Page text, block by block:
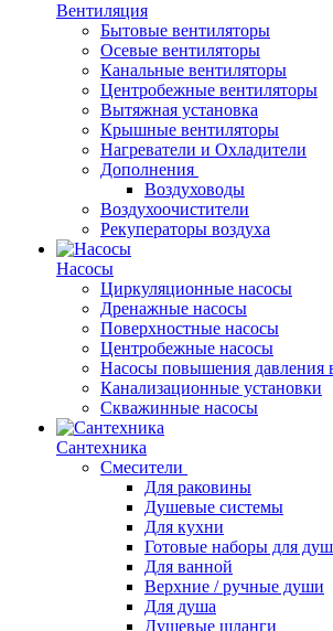
Вентиляция
Бытовые вентиляторы
Осевые вентиляторы
Канальные вентиляторы
Центробежные вентиляторы
Вытяжная установка
Крышные вентиляторы
Нагреватели и Охладители
Дополнения
Воздуховоды
Воздухоочистители
Рекуператоры воздуха
Насосы
Циркуляционные насосы
Дренажные насосы
Поверхностные насосы
Центробежные насосы
Насосы повышения давления
Канализационные установки
Скважинные насосы
Сантехника
Смесители
Для раковины
Душевые системы
Для кухни
Готовые наборы для
Для ванной
Верхние / ручные души
Для душа
Душевые шланги